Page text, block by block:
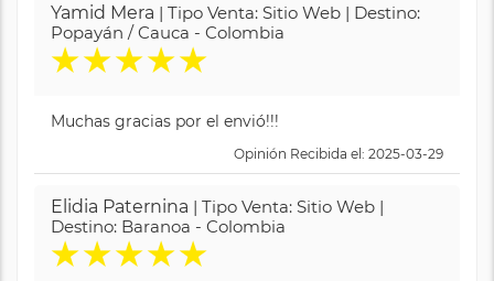
Yamid Mera | Tipo Venta: Sitio Web | Destino:
Popayán / Cauca - Colombia
★★★★★
Muchas gracias por el envió!!!
Opinión Recibida el: 2025-03-29
Elidia Paternina | Tipo Venta: Sitio Web |
Destino: Baranoa - Colombia
★★★★★